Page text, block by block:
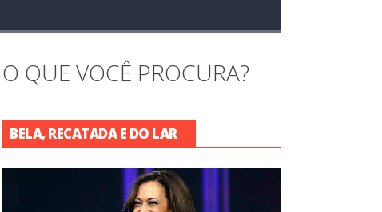
O QUE VOCÊ PROCURA?
BELA, RECATADA E DO LAR